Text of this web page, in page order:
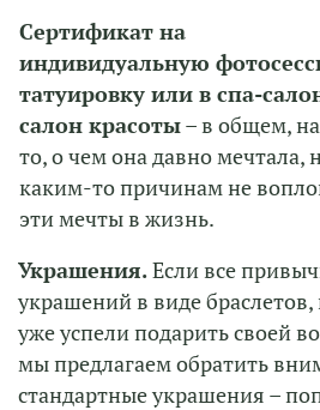
Сертификат на
индивидуальную
татуировку или в спа-
салон красоты– в общем,
то, о чем она давно мечтала,
каким-то причинам не
эти мечты в жизнь.
Украшения.Если все
украшений в виде браслетов,
уже успели подарить своей
мы предлагаем обратить
стандартные украшения –